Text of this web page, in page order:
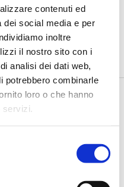
contenuti ed
dei social media e per
inoltre
il nostro sito con i
analisi dei dati web,
potrebbero combinarle
loro o che hanno
servizi.
valorizza il
-Rendere i controlli di
e capaci di le...